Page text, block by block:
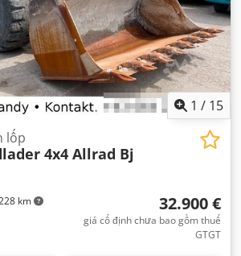
1 / 15
km
lốp
4x4 Allrad Bj
32.900 €
giá cố định chưa bao gồm thuế
GTGT